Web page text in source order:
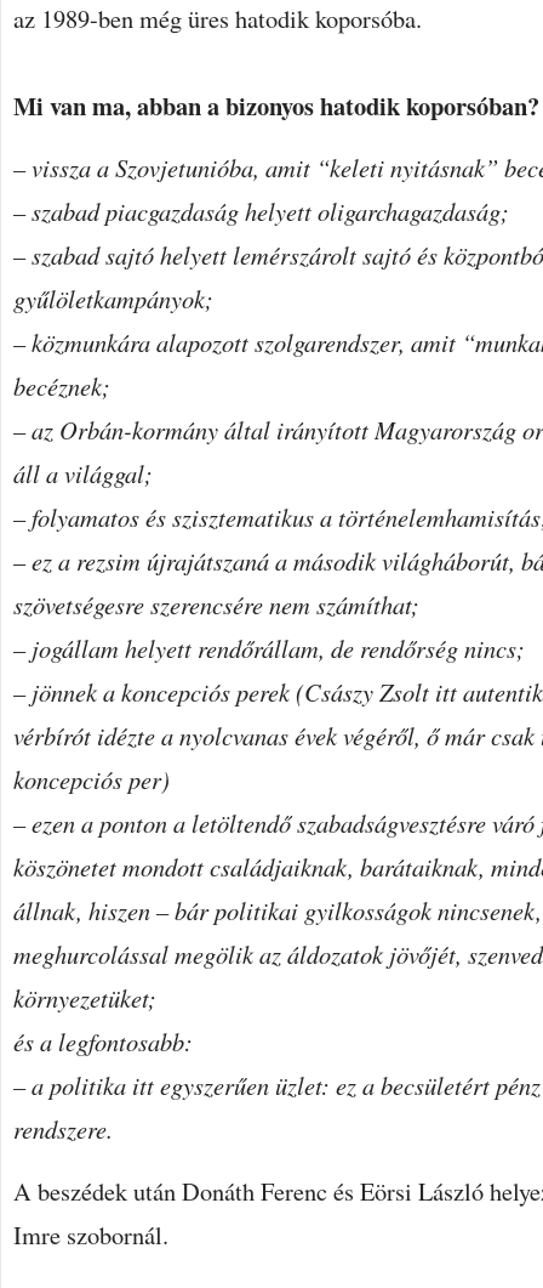
az 1989-ben még üres hatodik koporsóba.
Mi van ma, abban a bizonyos hatodik koporsóban?
– vissza a Szovjetunióba, amit “keleti nyitásnak”
– szabad piacgazdaság helyett oligarchagazdaság;
– szabad sajtó helyett lemérszárolt sajtó és
gyűlöletkampányok;
– közmunkára alapozott szolgarendszer, amit
becéznek;
– az Orbán-kormány által irányított Magyarország
áll a világgal;
– folyamatos és szisztematikus a
– ez a rezsim újrajátszaná a második világháborút,
szövetségesre szerencsére nem számíthat;
– jogállam helyett rendőrállam, de rendőrség nincs;
– jönnek a koncepciós perek (Császy Zsolt itt
vérbírót idézte a nyolcvanas évek végéről, ő már
koncepciós per)
– ezen a ponton a letöltendő szabadságvesztésre
köszönetet mondott családjaiknak, barátaiknak,
állnak, hiszen – bár politikai gyilkosságok
meghurcolással megölik az áldozatok jövőjét,
környezetüket;
és a legfontosabb:
– a politika itt egyszerűen üzlet: ez a becsületért
rendszere.
A beszédek után Donáth Ferenc és Eörsi László
Imre szobornál.